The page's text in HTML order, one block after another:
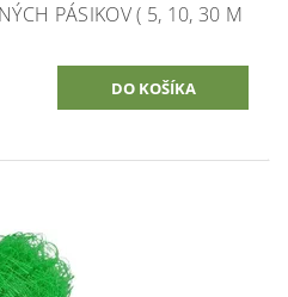
PÁSIKOV ( 5, 10, 30 M